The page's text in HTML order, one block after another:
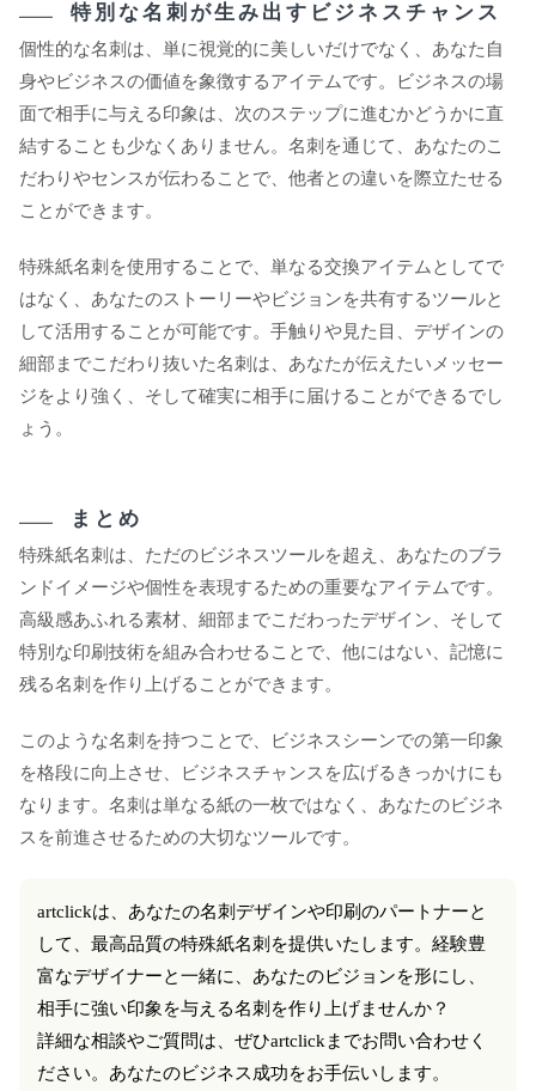
特別な名刺が生み出すビジネスチャンス
個性的な名刺は、単に視覚的に美しいだけでなく、あなた自
身やビジネスの価値を象徴するアイテムです。ビジネスの場
面で相手に与える印象は、次のステップに進むかどうかに直
結することも少なくありません。名刺を通じて、あなたのこ
だわりやセンスが伝わることで、他者との違いを際立たせる
ことができます。
特殊紙名刺を使用することで、単なる交換アイテムとしてで
はなく、あなたのストーリーやビジョンを共有するツールと
して活用することが可能です。手触りや見た目、デザインの
細部までこだわり抜いた名刺は、あなたが伝えたいメッセー
ジをより強く、そして確実に相手に届けることができるでし
ょう。
まとめ
特殊紙名刺は、ただのビジネスツールを超え、あなたのブラ
ンドイメージや個性を表現するための重要なアイテムです。
高級感あふれる素材、細部までこだわったデザイン、そして
特別な印刷技術を組み合わせることで、他にはない、記憶に
残る名刺を作り上げることができます。
このような名刺を持つことで、ビジネスシーンでの第一印象
を格段に向上させ、ビジネスチャンスを広げるきっかけにも
なります。名刺は単なる紙の一枚ではなく、あなたのビジネ
スを前進させるための大切なツールです。
artclickは、あなたの名刺デザインや印刷のパートナーと
して、最高品質の特殊紙名刺を提供いたします。経験豊
富なデザイナーと一緒に、あなたのビジョンを形にし、
相手に強い印象を与える名刺を作り上げませんか？
詳細な相談やご質問は、ぜひartclickまでお問い合わせく
ださい。あなたのビジネス成功をお手伝いします。